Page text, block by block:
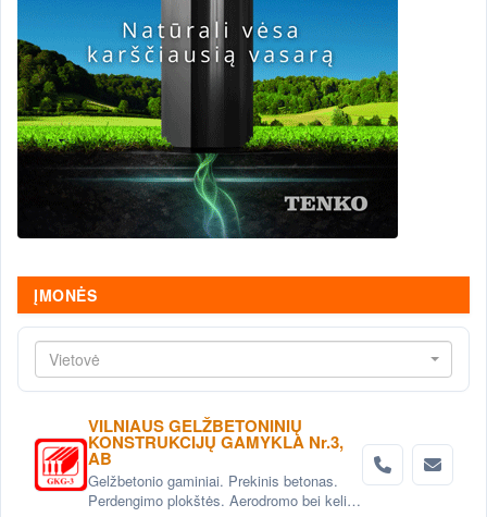
ĮMONĖS
Vietovė
VILNIAUS GELŽBETONINIŲ
KONSTRUKCIJŲ GAMYKLA Nr.3,
AB
Gelžbetonio gaminiai. Prekinis betonas.
Perdengimo plokštės. Aerodromo bei kelio